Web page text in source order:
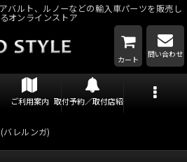
バルト、ルノーなどの輸入車パーツを販売し
オンラインストア
カート
問い合わせ
ご利用案内 取付予約／取付店紹介
バレルンガ)